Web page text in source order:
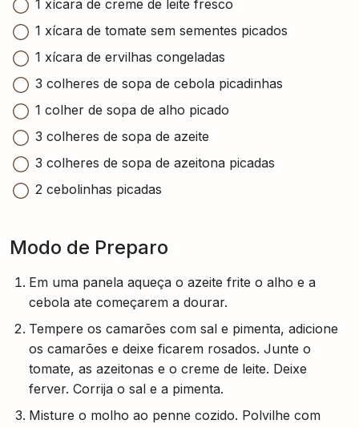
1 xícara de creme de leite fresco
1 xícara de tomate sem sementes picados
1 xícara de ervilhas congeladas
3 colheres de sopa de cebola picadinhas
1 colher de sopa de alho picado
3 colheres de sopa de azeite
3 colheres de sopa de azeitona picadas
2 cebolinhas picadas
Modo de Preparo
Em uma panela aqueça o azeite frite o alho e a
cebola ate começarem a dourar.
Tempere os camarões com sal e pimenta, adicione
os camarões e deixe ficarem rosados. Junte o
tomate, as azeitonas e o creme de leite. Deixe
ferver. Corrija o sal e a pimenta.
Misture o molho ao penne cozido. Polvilhe com